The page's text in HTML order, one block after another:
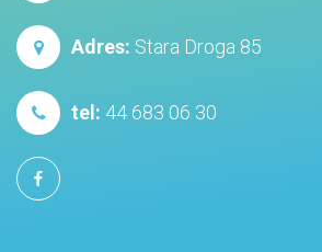
Adres: Stara Droga 85
tel: 44 683 06 30